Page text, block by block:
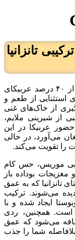
تانزانیا
قهوه ترکیبی تانزانیا G2 موریس، ساخته‌شده از ۴۰ درصد عربیکای
استثنایی از طعم و
از خاک‌های غنی
از شیرینی ملایم،
عربیکا در این
می‌آورد، در حالی
را تقویت می‌کند.
موریس، حس کام
بوداده باز
تانزانیا که به عمق
می‌شوند. ترکیب
ایجاد شده و با
همچنین، ردی
می‌شود که عمق
شما را جذب